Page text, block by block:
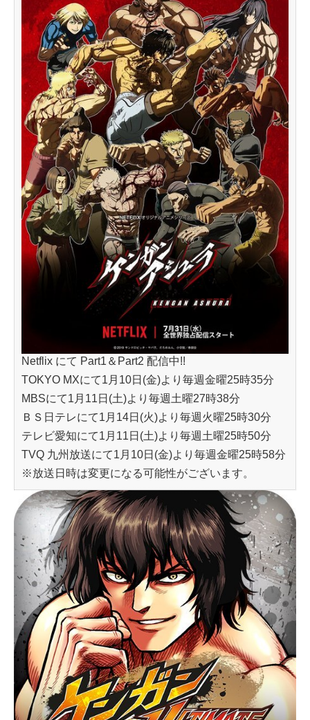
Netflix にて Part1＆Part2 配信中!!
TOKYO MXにて1月10日(金)より毎週金曜25時35分
MBSにて1月11日(土)より毎週土曜27時38分
ＢＳ日テレにて1月14日(火)より毎週火曜25時30分
テレビ愛知にて1月11日(土)より毎週土曜25時50分
TVQ 九州放送にて1月10日(金)より毎週金曜25時58分
※放送日時は変更になる可能性がございます。